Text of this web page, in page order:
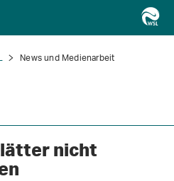
News und Medienarbeit
nicht